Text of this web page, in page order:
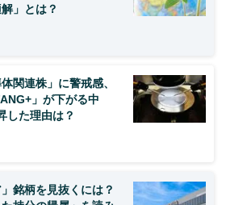
」とは？
関連株」に警戒感、
」が下がる中
した理由は？
銘柄を見抜くには？